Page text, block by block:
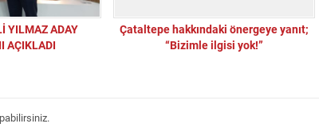
YILMAZ ADAY
AÇIKLADI
Çataltepe hakkındaki önergeye yanıt;
“Bizimle ilgisi yok!”
“Sandık Emaneti Kişisel İkbal İçin Kullanılamaz”